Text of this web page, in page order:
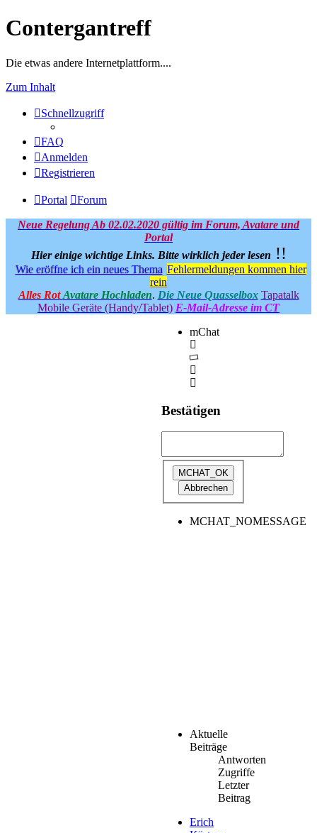
Contergantreff
Die etwas andere Internetplattform....
Zum Inhalt
Schnellzugriff
FAQ
Anmelden
Registrieren
Portal Forum
Neue Regelung Ab 02.02.2020 gültig im Forum, Avatare und
Portal
Hier einige wichtige Links. Bitte wirklich jeder lesen !!
Wie eröffne ich ein neues Thema Fehlermeldungen kommen hier
rein
Alles Rot Avatare Hochladen. Die Neue Quasselbox Tapatalk
Mobile Geräte (Handy/Tablet) E-Mail-Adresse im CT
mChat
Bestätigen
MCHAT_NOMESSAGE
Aktuelle
Beiträge
Antworten
Zugriffe
Letzter
Beitrag
Erich